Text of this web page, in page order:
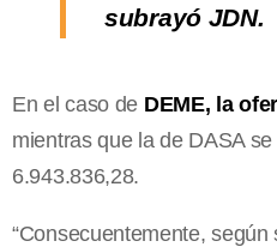
subrayó JDN.
En el caso de DEME, la
mientras que la de DASA
6.943.836,28.
“Consecuentemente,